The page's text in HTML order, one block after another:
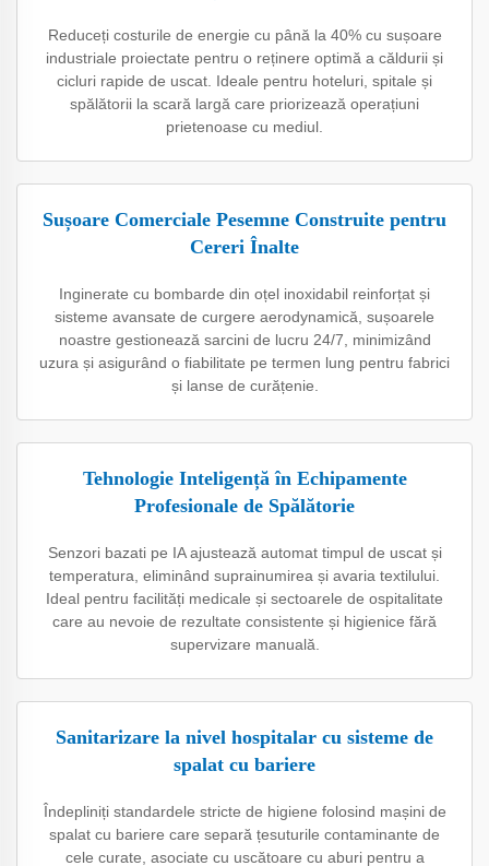
Reduceți costurile de energie cu până la 40% cu sușoare
industriale proiectate pentru o reținere optimă a căldurii și
cicluri rapide de uscat. Ideale pentru hoteluri, spitale și
spălătorii la scară largă care priorizează operațiuni
prietenoase cu mediul.
Sușoare Comerciale Pesemne Construite pentru
Cereri Înalte
Inginerate cu bombarde din oțel inoxidabil reinforțat și
sisteme avansate de curgere aerodynamică, sușoarele
noastre gestionează sarcini de lucru 24/7, minimizând
uzura și asigurând o fiabilitate pe termen lung pentru fabrici
și lanse de curățenie.
Tehnologie Inteligență în Echipamente
Profesionale de Spălătorie
Senzori bazati pe IA ajustează automat timpul de uscat și
temperatura, eliminând suprainumirea și avaria textilului.
Ideal pentru facilități medicale și sectoarele de ospitalitate
care au nevoie de rezultate consistente și higienice fără
supervizare manuală.
Sanitarizare la nivel hospitalar cu sisteme de
spalat cu bariere
Îndepliniți standardele stricte de higiene folosind mașini de
spalat cu bariere care separă țesuturile contaminante de
cele curate, asociate cu uscătoare cu aburi pentru a